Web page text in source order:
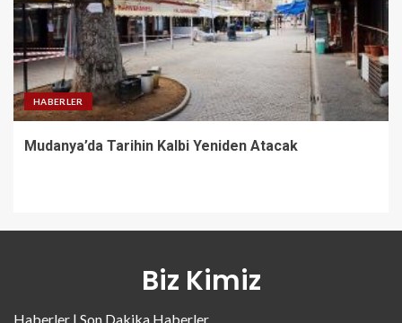
HABERLER
Mudanya’da Tarihin Kalbi Yeniden Atacak
Biz Kimiz
Haberler | Son Dakika Haberler